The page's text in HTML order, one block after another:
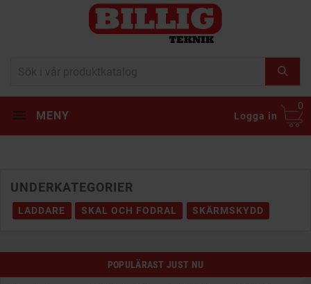
MENY Logga in
0
UNDERKATEGORIER
LADDARE SKAL OCH FODRAL SKÄRMSKYDD
POPULÄRAST JUST NU